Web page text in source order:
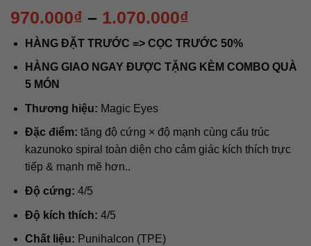
970.000₫ – 1.070.000₫
giá:
từ
970.000₫
HÀNG ĐẶT TRƯỚC => CỌC TRƯỚC 50%
HÀNG GIAO NGAY ĐƯỢC TẶNG KÈM COMBO QUÀ
5 MÓN
Thương hiệu: Magic Eyes
Đặc điểm: tăng độ cứng × độ mạnh cùng cấu trúc
kazunoko spiral toàn diện cho cảm giác kích thích trực
tiếp & mạnh mẽ hơn..
Độ cứng: 4/5
Độ kích thích: 4/5
Chất liệu: Punihalcon (TPE)